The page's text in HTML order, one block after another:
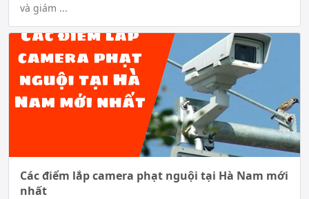
và giám ...
Các điểm lắp camera phạt nguội tại Hà Nam mới
nhất